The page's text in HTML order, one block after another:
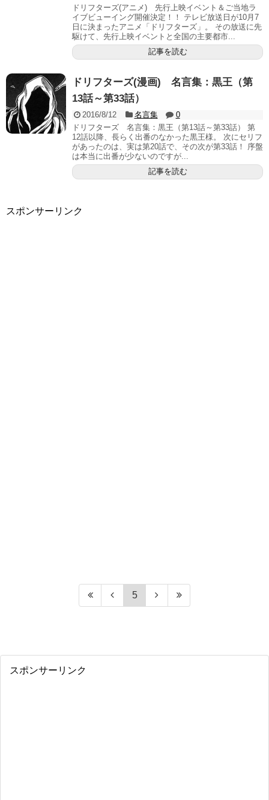
ドリフターズ(アニメ) 先行上映イベント＆ご当地ラ
イブビューイング開催決定！！ テレビ放送日が10月7
日に決まったアニメ「ドリフターズ」。 その放送に先
駆けて、先行上映イベントと全国の主要都市...
記事を読む
ドリフターズ(漫画) 名言集：黒王（第
13話～第33話）
2016/8/12 名言集
0
ドリフターズ 名言集：黒王（第13話～第33話） 第
12話以降、長らく出番のなかった黒王様。 次にセリフ
があったのは、実は第20話で、その次が第33話！ 序盤
は本当に出番が少ないのですが...
記事を読む
スポンサーリンク
5
スポンサーリンク